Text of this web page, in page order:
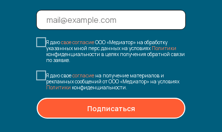
Я даюсвое согласиеООО «Медиатор» на обработку
указанных мной перс.данных на условиях Политики
конфиденциальности в целях получения обратной связи
по заявке.
Я даю своесогласие на получение материалов и
рекламных сообщений от ООО «Медиатор» на условиях
Политики конфиденциальности.
Подписаться